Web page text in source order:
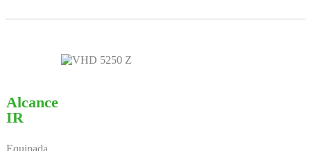
Alcance
IR